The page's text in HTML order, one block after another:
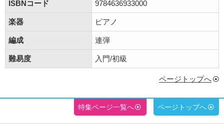
ISBNコード 9784636933000
楽器 ピアノ
編成 連弾
難易度 入門/初級
ページトップへ
特集ページ一覧へ ページトップへ